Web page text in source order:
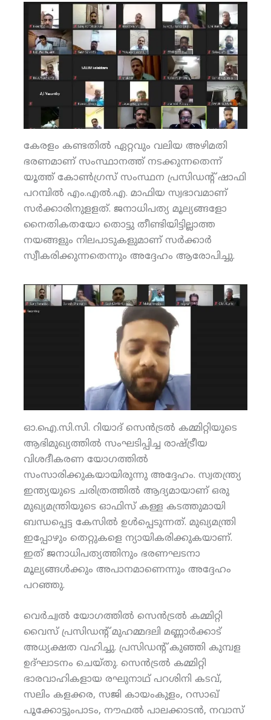
കേരളം കണ്ടതില്‍ ഏറ്റവും വലിയ അഴിമതി
ഭരണമാണ് സംസ്ഥാനത്ത് നടക്കുന്നതെന്ന്
യൂത്ത് കോണ്‍ഗ്രസ് സംസ്ഥന പ്രസിഡന്റ് ഷാഫി
പറമ്പില്‍ എം.എല്‍.എ. മാഫിയ സ്വഭാവമാണ്
സര്‍ക്കാരിനുളളത്. ജനാധിപത്യ മൂല്യങ്ങളോ
നൈതികതയോ തൊട്ടു തീണ്ടിയിട്ടില്ലാത്ത
നയങ്ങളും നിലപാടുകളുമാണ് സര്‍ക്കാര്‍
സ്വീകരിക്കുന്നതെന്നും അദ്ദേഹം ആരോപിച്ചു.
ഓ.ഐ.സി.സി. റിയാദ് സെന്‍ട്രല്‍ കമ്മിറ്റിയുടെ
ആഭിമുഖ്യത്തില്‍ സംഘടിപ്പിച്ച രാഷ്ട്രീയ
വിശദീകരണ യോഗത്തില്‍
സംസാരിക്കുകയായിരുന്നു അദ്ദേഹം. സ്വതന്ത്ര്യ
ഇന്ത്യയുടെ ചരിത്രത്തില്‍ ആദ്യമായാണ് ഒരു
മുഖ്യമന്ത്രിയുടെ ഓഫിസ് കള്ള കടത്തുമായി
ബന്ധപ്പെട്ട കേസില്‍ ഉള്‍പ്പെടുന്നത്. മുഖ്യമന്ത്രി
ഇപ്പോഴും തെറ്റുകളെ ന്യായികരിക്കുകയാണ്.
ഇത് ജനാധിപത്യത്തിനും ഭരണഘടനാ
മൂല്യങ്ങള്‍ക്കും അപാനമാണെന്നും അദ്ദേഹം
പറഞ്ഞു.
വെര്‍ച്വല്‍ യോഗത്തില്‍ സെന്‍ട്രല്‍ കമ്മിറ്റി
വൈസ് പ്രസിഡന്റ് മുഹമ്മദലി മണ്ണാര്‍ക്കാട്
അധ്യക്ഷത വഹിച്ചു. പ്രസിഡന്റ് കുഞ്ഞി കുമ്പള
ഉദ്ഘാടനം ചെയ്തു. സെന്‍ട്രല്‍ കമ്മിറ്റി
ഭാരവാഹികളായ രഘുനാഥ് പറശിനി കടവ്,
സലിം കളക്കര, സജി കായംകുളം, റസാഖ്
പൂക്കോട്ടുംപാടം, നൗഫല്‍ പാലക്കാടന്‍, നവാസ്